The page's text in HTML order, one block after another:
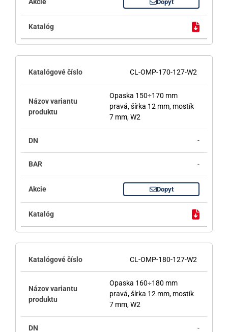
Dopyt
CL-OMP-170-127-W2
Opaska 150÷170 mm
pravá, šírka 12 mm, mostík
7 mm, W2
-
-
Dopyt
CL-OMP-180-127-W2
Opaska 160÷180 mm
pravá, šírka 12 mm, mostík
7 mm, W2
-